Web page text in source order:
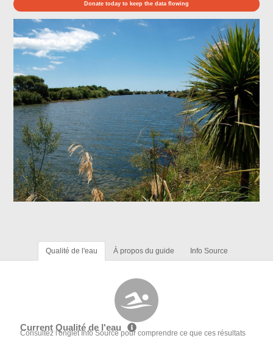
Donate today to keep the data flowing
Qualité de l'eau À propos du guide Info Source
Current Qualité de l'eau
Consultez l'onglet Info Source pour comprendre ce que ces résultats